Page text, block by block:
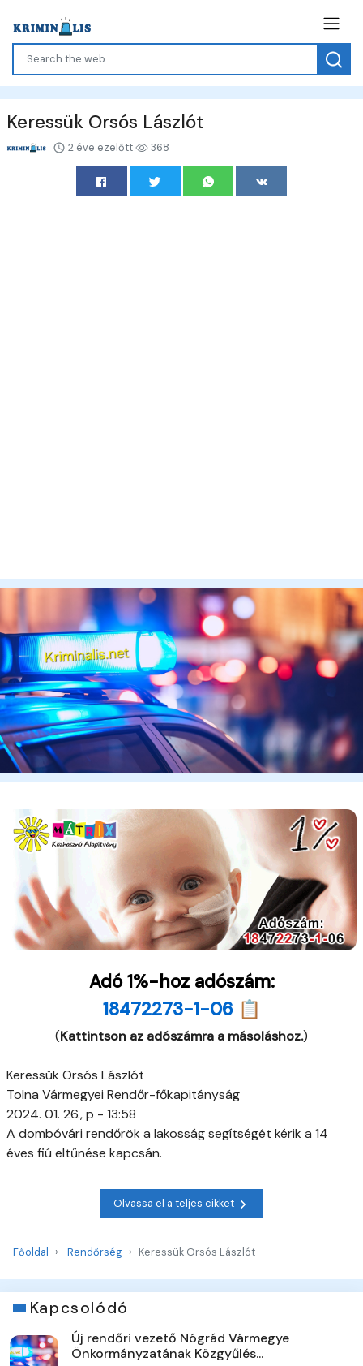
Keressük Orsós Lászlót
2 éve ezelőtt 368
Adó 1%-hoz adószám:
18472273-1-06 📋
(Kattintson az adószámra a másoláshoz.)
Keressük Orsós Lászlót
Tolna Vármegyei Rendőr-főkapitányság
2024. 01. 26., p - 13:58
A dombóvári rendőrök a lakosság segítségét kérik a 14
éves fiú eltűnése kapcsán.
Olvassa el a teljes cikket
Főoldal Rendőrség Keressük Orsós Lászlót
Kapcsolódó
Új rendőri vezető Nógrád Vármegye
Önkormányzatának Közgyűlés...